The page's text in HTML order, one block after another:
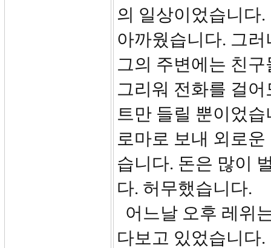
의 일상이었습니다
아까웠습니다. 그
그의 주변에는 친
그리워 전화를 걸
트만 들릴 뿐이었
로마로 보내 외로
습니다. 돈은 많이
다. 허무했습니다.
어느날 오후 레위
다보고 있었습니다